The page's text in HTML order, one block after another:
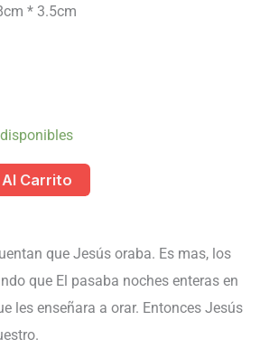
* 3.5cm
Carrito
que Jesús oraba. Es mas, los
que El pasaba noches enteras en
les enseñara a orar. Entonces Jesús